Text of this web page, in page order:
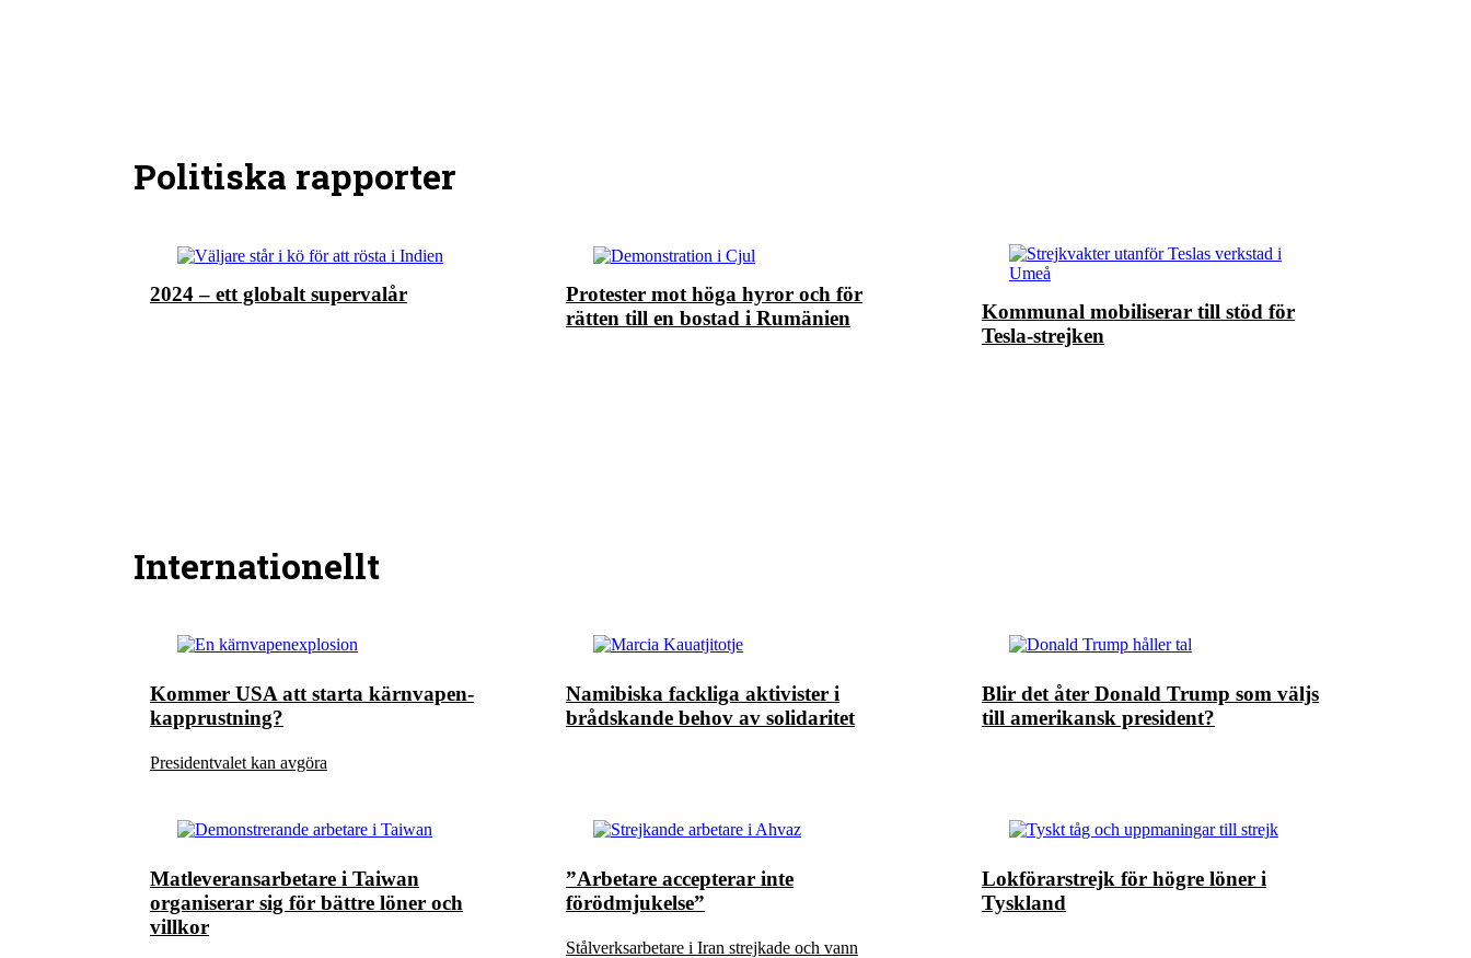
Politiska rapporter
2024 – ett globalt supervalår
Protester mot höga hyror och för
rätten till en bostad i Rumänien
Kommunal mobiliserar till stöd för
Tesla-strejken
Internationellt
Kommer USA att starta kärnvapen-
kapprustning?
Presidentvalet kan avgöra
Namibiska fackliga aktivister i
brådskande behov av solidaritet
Blir det åter Donald Trump som väljs
till amerikansk president?
Matleveransarbetare i Taiwan
organiserar sig för bättre löner och
villkor
”Arbetare accepterar inte
förödmjukelse”
Stålverksarbetare i Iran strejkade och vann
Lokförarstrejk för högre löner i
Tyskland